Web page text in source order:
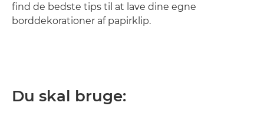
find de bedste tips til at lave dine egne
borddekorationer af papirklip.
Du skal bruge: